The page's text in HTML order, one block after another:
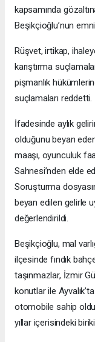
kapsamında
Beşikçioğlu’nun
Rüşvet, irtikap,
karıştırma
pişmanlık
suçlamaları reddetti.
İfadesinde aylık
olduğunu beyan
maaşı, oyunculuk
Sahnesi’nden elde
Soruşturma
beyan edilen gelirle
değerlendirildi.
Beşikçioğlu, mal
ilçesinde fındık
taşınmazlar, İzmir
konutlar ile
otomobile sahip
yıllar içerisindeki